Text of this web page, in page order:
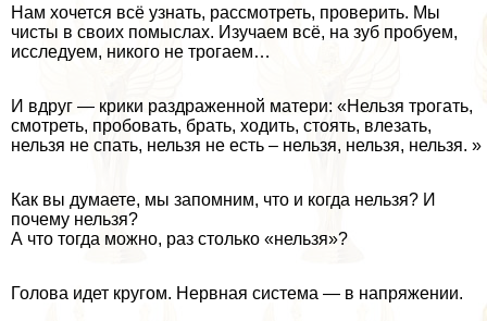
Нам хочется всё узнать, рассмотреть, проверить. Мы
чисты в своих помыслах. Изучаем всё, на зуб пробуем,
исследуем, никого не трогаем…
И вдруг — крики раздраженной матери: «Нельзя трогать,
смотреть, пробовать, брать, ходить, стоять, влезать,
нельзя не спать, нельзя не есть – нельзя, нельзя, нельзя. »
Как вы думаете, мы запомним, что и когда нельзя? И
почему нельзя?
А что тогда можно, раз столько «нельзя»?
Голова идет кругом. Нервная система — в напряжении.